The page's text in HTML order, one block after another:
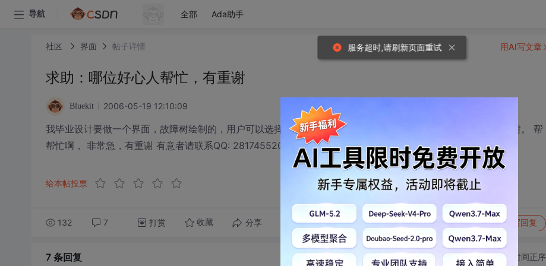
导航 全部 Ada助手
社区 界面 帖子详情
求助：哪位好心人帮忙，有重谢
Bluekit 2006-05-19 12:10:09
我毕业设计要做一个界面，故障树绘制的，用户可以选择我自定义的图形进行绘制，然后绘制的图形能生成故障树。 帮
帮忙啊， 非常急，有重谢 有意者请联系QQ: 281745520 TEL:13811859160
给本帖投票
132 7 打赏 收藏 分享 转发到动态 举报 写回复
用AI写文章
7 条回复 切换为时间正序
服务超时,请刷新页面重试